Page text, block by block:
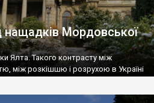
нащадків Мордовської
Ялта. Такого контрасту між
між розкішшю і розрухою в Україні